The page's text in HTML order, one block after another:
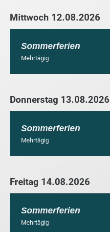
Mittwoch 12.08.2026
Sommerferien
Mehrtägig
Donnerstag 13.08.2026
Sommerferien
Mehrtägig
Freitag 14.08.2026
Sommerferien
Mehrtägig